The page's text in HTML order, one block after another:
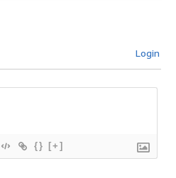
Login
{} [+]